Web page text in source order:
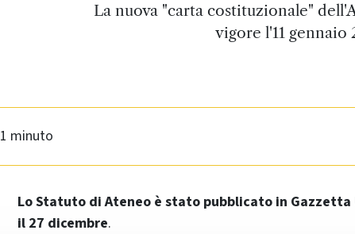
La nuova "carta costituzionale"
vigore l'11 gennaio
1 minuto
Lo Statuto di Ateneo è stato pubblicato in
il 27 dicembre.